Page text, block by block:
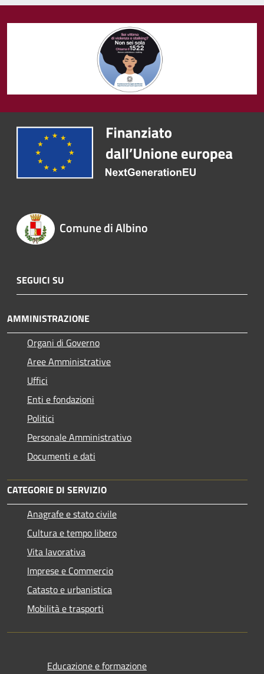
Comune di Albino
SEGUICI SU
AMMINISTRAZIONE
Organi di Governo
Aree Amministrative
Uffici
Enti e fondazioni
Politici
Personale Amministrativo
Documenti e dati
CATEGORIE DI SERVIZIO
Anagrafe e stato civile
Cultura e tempo libero
Vita lavorativa
Imprese e Commercio
Catasto e urbanistica
Mobilità e trasporti
Educazione e formazione